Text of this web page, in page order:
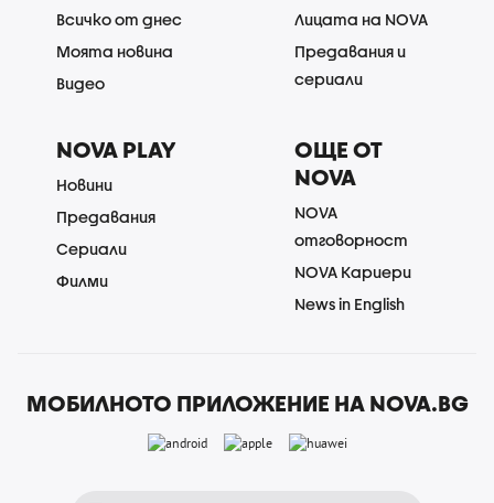
Всичко от днес
Моята новина
Видео
Лицата на NOVA
Предавания и
сериали
NOVA PLAY
Новини
Предавания
Сериали
Филми
ОЩЕ ОТ
NOVA
NOVA
отговорност
NOVA Кариери
News in English
МОБИЛНОТО ПРИЛОЖЕНИЕ НА NOVA.BG